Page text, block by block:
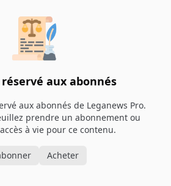
aux abonnés
aux abonnés de Leganews Pro.
prendre un abonnement ou
à vie pour ce contenu.
Acheter